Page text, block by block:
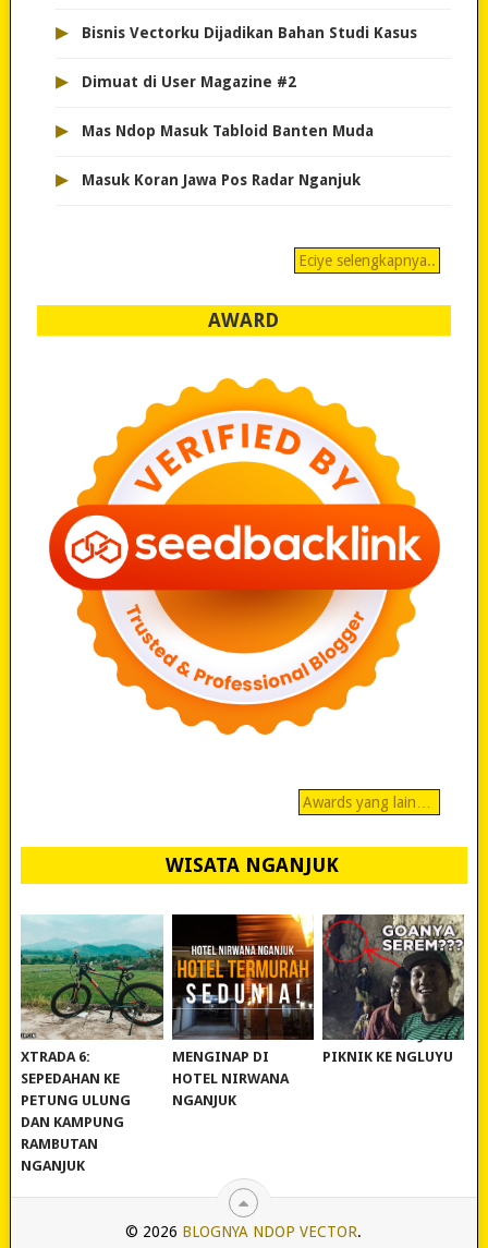
▸ Bisnis Vectorku Dijadikan Bahan Studi Kasus
▸ Dimuat di User Magazine #2
▸ Mas Ndop Masuk Tabloid Banten Muda
▸ Masuk Koran Jawa Pos Radar Nganjuk
Eciye selengkapnya..
AWARD
Awards yang lain…
WISATA NGANJUK
REVIEW POLYGON
XTRADA 6:
SEPEDAHAN KE
PETUNG ULUNG
DAN KAMPUNG
RAMBUTAN
NGANJUK
MURAH BANGET!
MENGINAP DI
HOTEL NIRWANA
NGANJUK
WISATA NGANJUK:
PIKNIK KE NGLUYU
© 2026 BLOGNYA NDOP VECTOR.